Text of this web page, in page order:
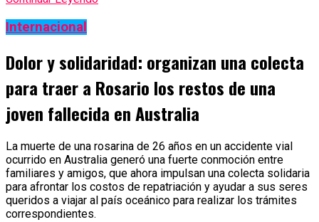
Internacional
Dolor y solidaridad: organizan una colecta
para traer a Rosario los restos de una
joven fallecida en Australia
La muerte de una rosarina de 26 años en un accidente vial
ocurrido en Australia generó una fuerte conmoción entre
familiares y amigos, que ahora impulsan una colecta solidaria
para afrontar los costos de repatriación y ayudar a sus seres
queridos a viajar al país oceánico para realizar los trámites
correspondientes.